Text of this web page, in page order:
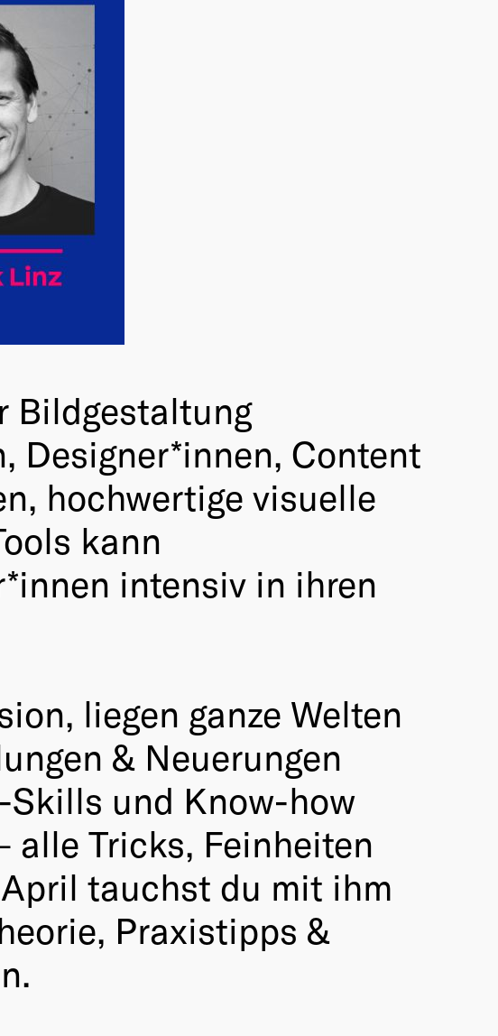
Bildgestaltung
Designer*innen, Content
hochwertige visuelle
kann
intensiv in ihren
liegen ganze Welten
& Neuerungen
Skills und Know-how
alle Tricks, Feinheiten
tauchst du mit ihm
Praxistipps &